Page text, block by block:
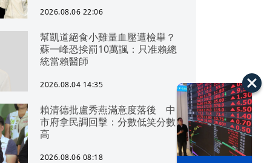
2026.08.06 22:06
幫凱道絕食小雞量血壓遭檢舉？
蘇一峰恐挨罰10萬諷：只准賴總
統當賴醫師
2026.08.04 14:35
賴清德批盧秀燕滿意度落後 中
市府拿民調回擊：分數低笑分數
高
2026.08.06 08:18